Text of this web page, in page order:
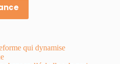
qui dynamise